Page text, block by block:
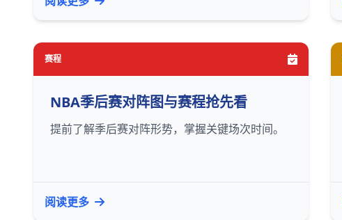
赛程
NBA季后赛对阵图与赛程抢先看
提前了解季后赛对阵形势，掌握关键场次时间。
阅读更多